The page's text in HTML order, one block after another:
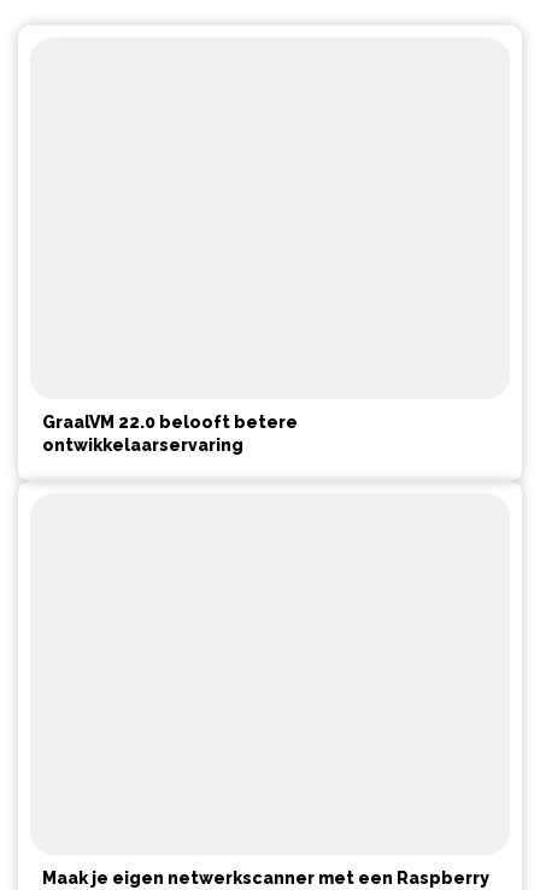
GraalVM 22.0 belooft betere
ontwikkelaarservaring
Maak je eigen netwerkscanner met een Raspberry